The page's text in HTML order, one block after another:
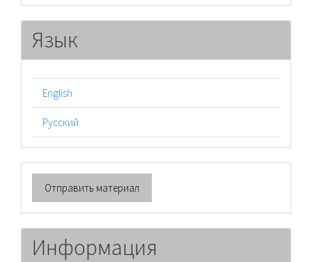
Язык
English
Русский
Отправить
материал
Отправить материал
Информация